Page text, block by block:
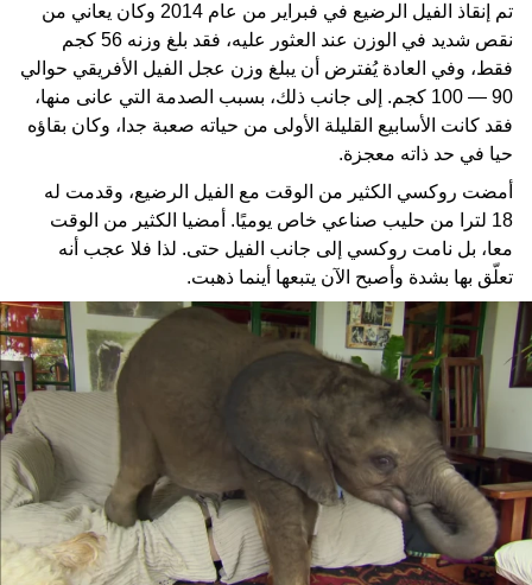
تم إنقاذ الفيل الرضيع في فبراير من عام 2014 وكان يعاني من
نقص شديد في الوزن عند العثور عليه، فقد بلغ وزنه 56 كجم
فقط، وفي العادة يُفترض أن يبلغ وزن عجل الفيل الأفريقي حوالي
90 — 100 كجم. إلى جانب ذلك، بسبب الصدمة التي عانى منها،
فقد كانت الأسابيع القليلة الأولى من حياته صعبة جدا، وكان بقاؤه
حيا في حد ذاته معجزة.
أمضت روكسي الكثير من الوقت مع الفيل الرضيع، وقدمت له
18 لترا من حليب صناعي خاص يوميًا. أمضيا الكثير من الوقت
معا، بل نامت روكسي إلى جانب الفيل حتى. لذا فلا عجب أنه
تعلّق بها بشدة وأصبح الآن يتبعها أينما ذهبت.